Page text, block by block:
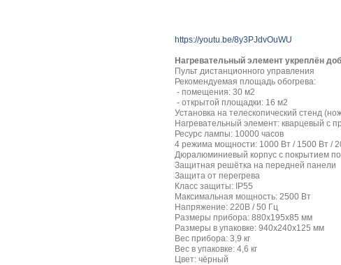
https://youtu.be/8y3PJdvOuWU
Нагревательный элемент укреплён
Пульт дистанционного управления
Рекомендуемая площадь обогрева:
- помещения: 30 м2
- открытой площадки: 16 м2
Установка на телескопический стенд
Нагревательный элемент: кварцевый с
Ресурс лампы: 10000 часов
4 режима мощности: 1000 Вт / 1500 Вт /
Дюралюминиевый корпус с покрытием
Защитная решётка на передней панели
Защита от перегрева
Класс защиты: IP55
Максимальная мощность: 2500 Вт
Напряжение: 220В / 50 Гц
Размеры прибора: 880x195x85 мм
Размеры в упаковке: 940х240х125 мм
Вес прибора: 3,9 кг
Вес в упаковке: 4,6 кг
Цвет: чёрный